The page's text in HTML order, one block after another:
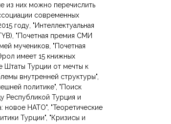
из них можно перечислить
современных
году, "Интеллектуальная
"Почетная премия СМИ
мучеников, "Почетная
имеет 15 книжных
Штаты Турции от мечты к
внутренней структуры",
политике", "Поиск
Республикой Турция и
новое НАТО", "Теоретические
Турции", "Кризисы и